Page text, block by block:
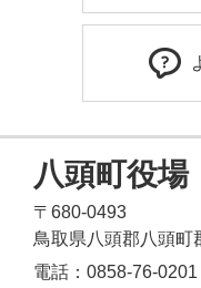
八頭町役場
〒680-0493
鳥取県八頭郡八頭町
電話：0858-76-0201